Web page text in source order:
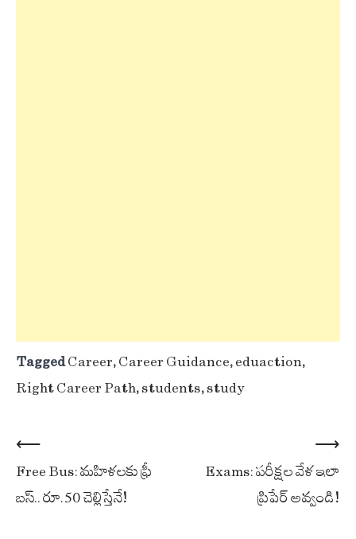
TaggedCareer,Career Guidance,eduaction,
Right Career Path,students,study
Post
navigation
⟵
Free Bus: మహిళలకు ఫ్రీ
బస్‌.. రూ.50 చెల్లిస్తేనే!
Exams: పరీక్షల వేళ ఇలా
ప్రిపేర్ అవ్వండి!
⟶